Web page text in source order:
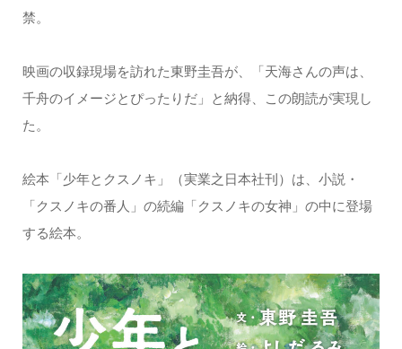
禁。
映画の収録現場を訪れた東野圭吾が、「天海さんの声は、
千舟のイメージとぴったりだ」と納得、この朗読が実現し
た。
絵本「少年とクスノキ」（実業之日本社刊）は、小説・
「クスノキの番人」の続編「クスノキの女神」の中に登場
する絵本。